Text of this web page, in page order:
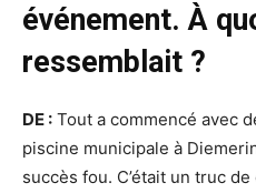
événement. À
ressemblait ?
DE : Tout a commencé avec
piscine municipale à
succès fou. C’était un truc